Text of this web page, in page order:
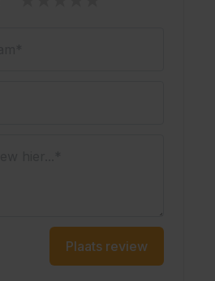
Plaats review